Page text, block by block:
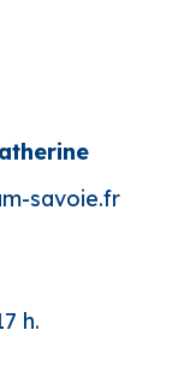
savoie.fr
h.